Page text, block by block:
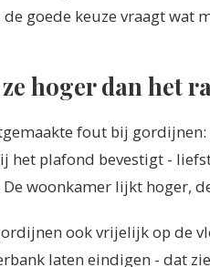
de goede keuze vraagt wat
hoger dan het
fout bij
het plafond bevestigt -
woonkamer lijkt hoger,
ook vrijelijk op de
laten eindigen - dat